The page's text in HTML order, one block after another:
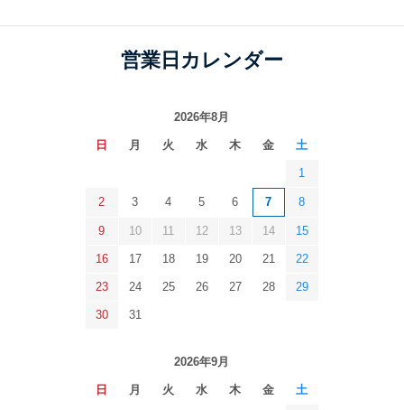
営業日カレンダー
2026年8月
日 月 火 水 木 金 土
1
2 3 4 5 6 7 8
9 10 11 12 13 14 15
16 17 18 19 20 21 22
23 24 25 26 27 28 29
30 31
2026年9月
日 月 火 水 木 金 土